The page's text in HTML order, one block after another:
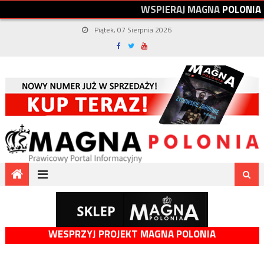
WSPIERAJMAGNAPOLONIA
Piątek, 07 Sierpnia 2026
WESPRZYJ PROJEKT MAGNA POLONIA